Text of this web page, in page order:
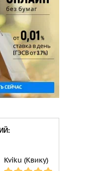
Kviku (Квику)